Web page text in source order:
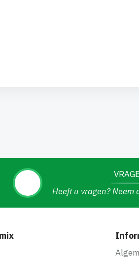
Heeft u vragen? Neem